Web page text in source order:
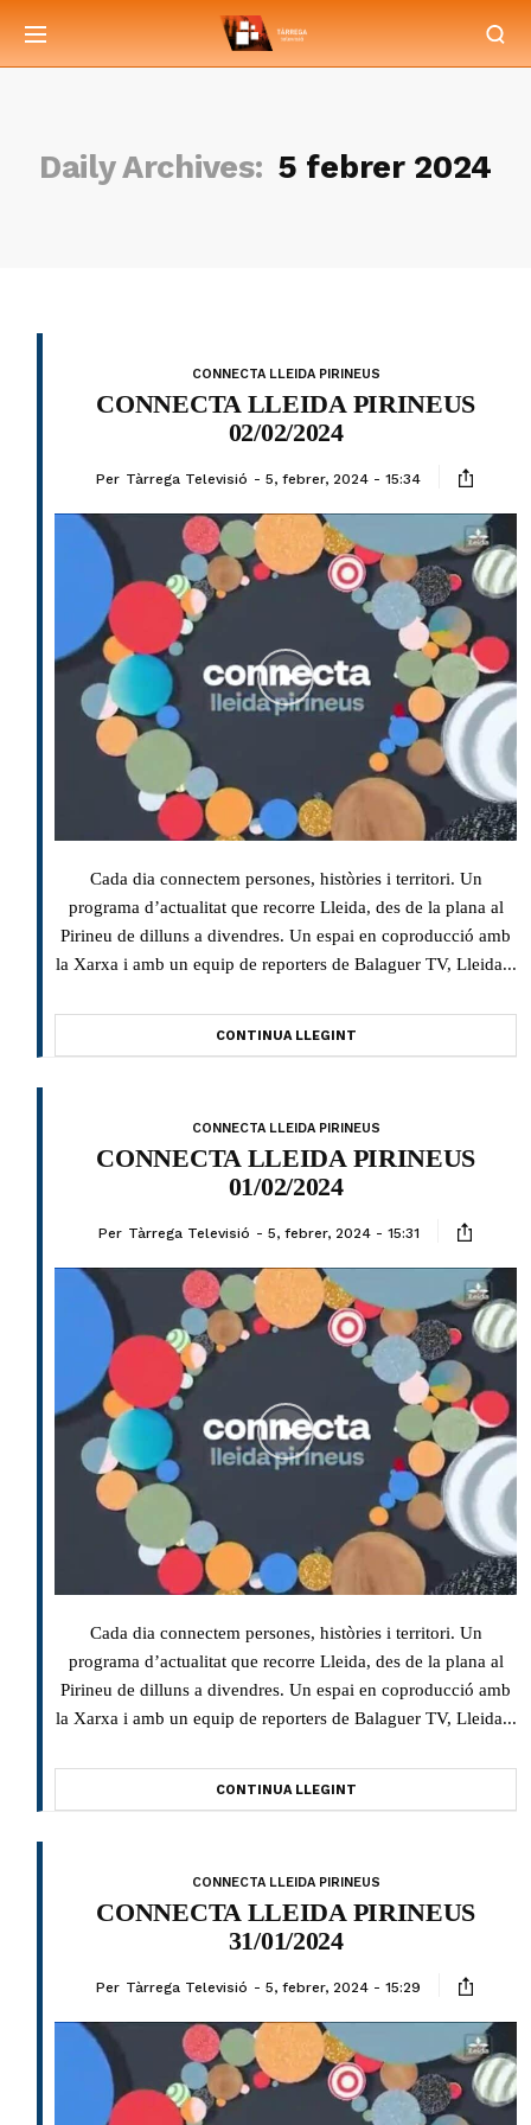
Daily Archives: 5 febrer 2024
CONNECTA LLEIDA PIRINEUS
CONNECTA LLEIDA PIRINEUS
02/02/2024
Per Tàrrega Televisió 5, febrer, 2024 - 15:34
Cada dia connectem persones, històries i territori. Un
programa d’actualitat que recorre Lleida, des de la plana al
Pirineu de dilluns a divendres. Un espai en coproducció amb
la Xarxa i amb un equip de reporters de Balaguer TV, Lleida...
CONTINUA LLEGINT
CONNECTA LLEIDA PIRINEUS
CONNECTA LLEIDA PIRINEUS
01/02/2024
Per Tàrrega Televisió 5, febrer, 2024 - 15:31
Cada dia connectem persones, històries i territori. Un
programa d’actualitat que recorre Lleida, des de la plana al
Pirineu de dilluns a divendres. Un espai en coproducció amb
la Xarxa i amb un equip de reporters de Balaguer TV, Lleida...
CONTINUA LLEGINT
CONNECTA LLEIDA PIRINEUS
CONNECTA LLEIDA PIRINEUS
31/01/2024
Per Tàrrega Televisió 5, febrer, 2024 - 15:29